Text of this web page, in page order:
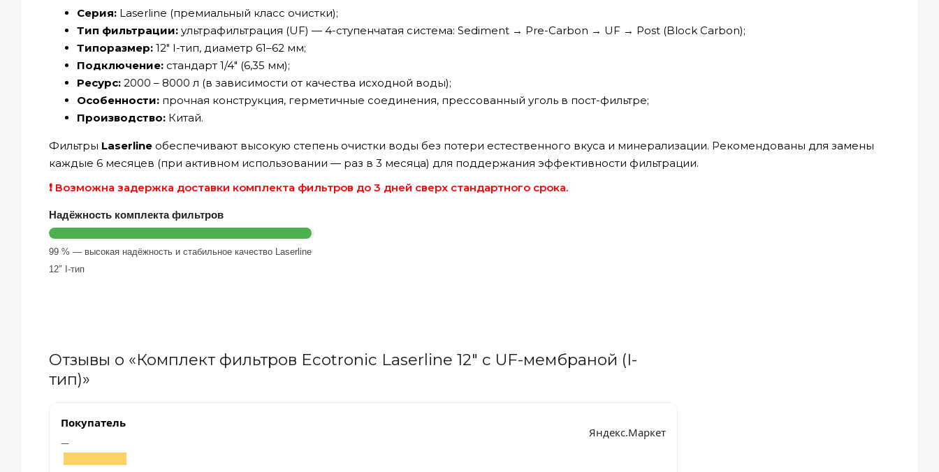
Серия: Laserline (премиальный класс очистки);
Тип фильтрации: ультрафильтрация (UF) — 4-ступенчатая система: Sediment → Pre-Carbon → UF → Post (Block Carbon);
Типоразмер: 12″ I-тип, диаметр 61–62 мм;
Подключение: стандарт 1/4″ (6,35 мм);
Ресурс: 2000 – 8000 л (в зависимости от качества исходной воды);
Особенности: прочная конструкция, герметичные соединения, прессованный уголь в пост-фильтре;
Производство: Китай.
Фильтры Laserline обеспечивают высокую степень очистки воды без потери естественного вкуса и минерализации. Рекомендованы для замены
каждые 6 месяцев (при активном использовании — раз в 3 месяца) для поддержания эффективности фильтрации.
❗ Возможна задержка доставки комплекта фильтров до 3 дней сверх стандартного срока.
Надёжность комплекта фильтров
99 % — высокая надёжность и стабильное качество Laserline
12″ I-тип
Отзывы о «Комплект фильтров Ecotronic Laserline 12″ с UF-мембраной (I-
тип)»
Покупатель
—
Яндекс.Маркет